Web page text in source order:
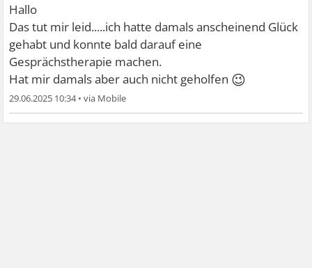
Hallo
Das tut mir leid.....ich hatte damals anscheinend Glück
gehabt und konnte bald darauf eine
Gesprächstherapie machen.
Hat mir damals aber auch nicht geholfen 😉
29.06.2025 10:34•